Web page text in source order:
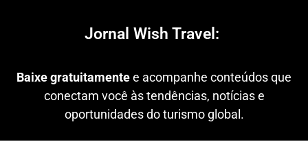
Jornal Wish Travel:
Baixe gratuitamentee acompanhe conteúdos que
conectam você às tendências, notícias e
oportunidades do turismo global.